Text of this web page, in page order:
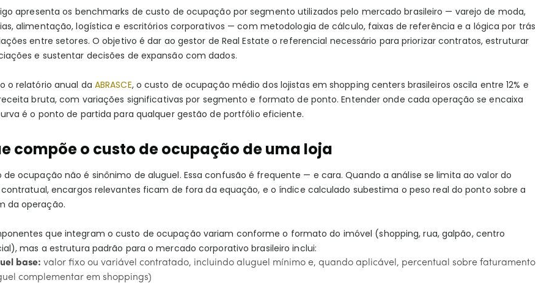
apresenta os benchmarks de custo de ocupação por segmento utilizados pelo mercado brasileiro — varejo de moda,
alimentação, logística e escritórios corporativos — com metodologia de cálculo, faixas de referência e a lógica por trás
entre setores. O objetivo é dar ao gestor de Real Estate o referencial necessário para priorizar contratos, estruturar
e sustentar decisões de expansão com dados.
o relatório anual da ABRASCE, o custo de ocupação médio dos lojistas em shopping centers brasileiros oscila entre 12% e
receita bruta, com variações significativas por segmento e formato de ponto. Entender onde cada operação se encaixa
é o ponto de partida para qualquer gestão de portfólio eficiente.
compõe o custo de ocupação de uma loja
de ocupação não é sinônimo de aluguel. Essa confusão é frequente — e cara. Quando a análise se limita ao valor do
encargos relevantes ficam de fora da equação, e o índice calculado subestima o peso real do ponto sobre a
da operação.
que integram o custo de ocupação variam conforme o formato do imóvel (shopping, rua, galpão, centro
mas a estrutura padrão para o mercado corporativo brasileiro inclui:
base: valor fixo ou variável contratado, incluindo aluguel mínimo e, quando aplicável, percentual sobre faturamento
complementar em shoppings)